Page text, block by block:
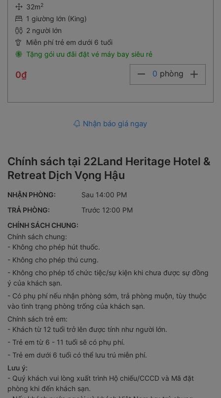
32m2
1 giường lớn (King)
2 người lớn
Miễn phí trẻ em dưới 6 tuổi
Tặng gói ưu đãi đặt vé máy bay siêu rẻ
0₫ 0 phòng
Nhận báo giá ngay
Chính sách tại 22Land Heritage Hotel &
Retreat Dịch Vọng Hậu
NHẬN PHÒNG:
Sau 14:00 PM
TRẢ PHÒNG:
Trước 12:00 PM
CHÍNH SÁCH CHUNG:
Chính sách chung:
- Không cho phép hút thuốc.
- Không cho phép thú cưng.
- Không cho phép tổ chức tiệc/sự kiện khi chưa được sự đồng
ý của khách sạn.
- Có phụ phí nếu nhận phòng sớm, trả phòng muộn, tùy thuộc
vào tình trạng phòng trống của khách sạn.
Chính sách trẻ em:
- Khách từ 12 tuổi trở lên được tính như người lớn.
- Trẻ em từ 6 - 11 tuổi sẽ có phụ phí.
- Trẻ em dưới 6 tuổi có thể lưu trú miễn phí.
Lưu ý:
- Quý khách vui lòng xuất trình Hộ chiếu/CCCD và Mã đặt
phòng khi đến khách sạn.